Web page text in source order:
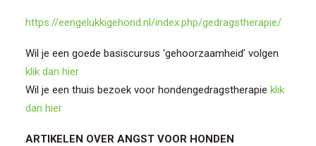
https://eengelukkigehond.nl/index.php/gedragstherapie/
Wil je een goede basiscursus ‘gehoorzaamheid’ volgen
klik dan hier
Wil je een thuis bezoek voor hondengedragstherapie klik
dan hier
ARTIKELEN OVER ANGST VOOR HONDEN